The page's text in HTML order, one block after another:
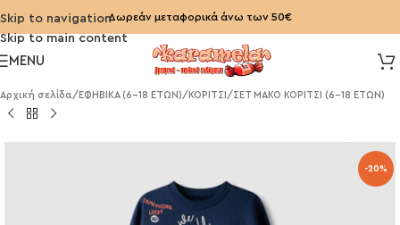
Skip to navigation
Skip to main content
Δωρεάν μεταφορικά άνω των 50€
MENU
Αρχική σελίδα/ ΕΦΗΒΙΚΑ (6-18 ΕΤΩΝ)/ ΚΟΡΙΤΣΙ /ΣΕΤ ΜΑΚΟ ΚΟΡΙΤΣΙ (6-18 ΕΤΩΝ)
-20%